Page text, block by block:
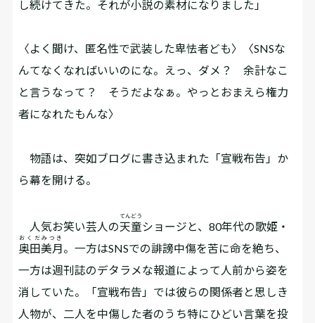
し続けてきた。それが小説の素材になりました」
〈よく聞け、匿名性で武装した卑怯者ども〉〈SNSな
んてなくなればいいのにな。えっ、ダメ？ 余計なこ
と言うなって？ そうだよなぁ。やっとおまえら権力
者になれたもんな〉
物語は、突如ブログに書き込まれた「宣戦布告」か
ら幕を開ける。
人気お笑い芸人の天童
てんどう
ショージと、80年代の歌姫・
奥田美月
おくだみつき
。一方はSNSでの誹謗中傷を苦に命を絶ち、
一方は週刊誌のデタラメな報道によって人前から姿を
消していた。「宣戦布告」では彼らの関係者と思しき
人物が、二人を中傷した者のうち特にひどい言葉を投